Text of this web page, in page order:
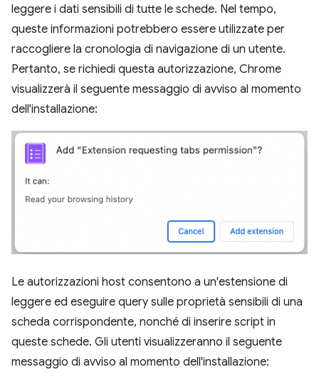
leggere i dati sensibili di tutte le schede. Nel tempo,
queste informazioni potrebbero essere utilizzate per
raccogliere la cronologia di navigazione di un utente.
Pertanto, se richiedi questa autorizzazione, Chrome
visualizzerà il seguente messaggio di avviso al momento
dell'installazione:
Le autorizzazioni host consentono a un'estensione di
leggere ed eseguire query sulle proprietà sensibili di una
scheda corrispondente, nonché di inserire script in
queste schede. Gli utenti visualizzeranno il seguente
messaggio di avviso al momento dell'installazione: